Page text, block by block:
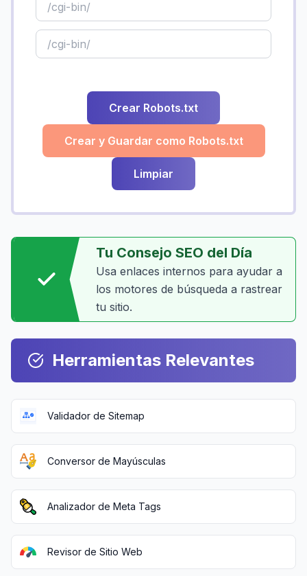
Crear Robots.txt
Crear y Guardar como Robots.txt
Limpiar
Tu Consejo SEO del Día
Usa enlaces internos para ayudar a
los motores de búsqueda a rastrear
tu sitio.
Herramientas Relevantes
Validador de Sitemap
Conversor de Mayúsculas
Analizador de Meta Tags
Revisor de Sitio Web